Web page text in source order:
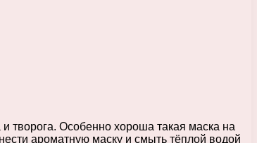
творога. Особенно хороша такая маска на
ароматную маску и смыть тёплой водой